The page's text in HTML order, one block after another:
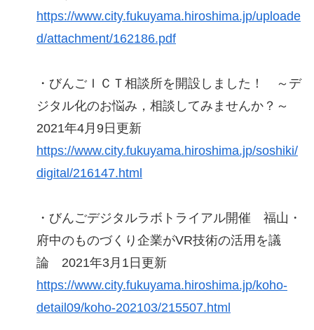
https://www.city.fukuyama.hiroshima.jp/uploade
d/attachment/162186.pdf
・びんごＩＣＴ相談所を開設しました！ ～デ
ジタル化のお悩み，相談してみませんか？～
2021年4月9日更新
https://www.city.fukuyama.hiroshima.jp/soshiki/
digital/216147.html
・びんごデジタルラボトライアル開催 福山・
府中のものづくり企業がVR技術の活用を議
論 2021年3月1日更新
https://www.city.fukuyama.hiroshima.jp/koho-
detail09/koho-202103/215507.html